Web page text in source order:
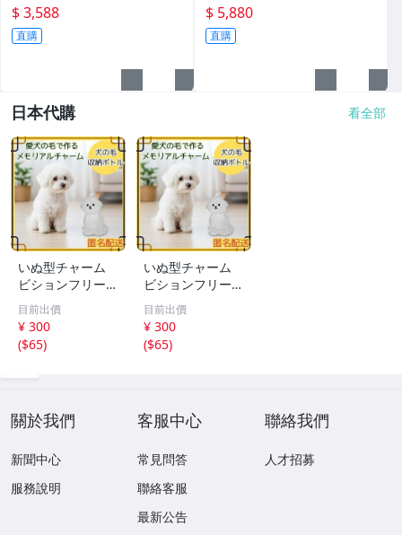
$ 3,588
直購
$ 5,880
直購
日本代購 看全部
いぬ型チャーム
ビションフリーゼ
アクセサリー キ
ーホルダー ペア
思い出
目前出價
¥ 300
($65)
いぬ型チャーム
ビションフリーゼ
アクセサリー キ
ーホルダー ペア
思い出
目前出價
¥ 300
($65)
關於我們
新聞中心
服務說明
客服中心
常見問答
聯絡客服
最新公告
聯絡我們
人才招募